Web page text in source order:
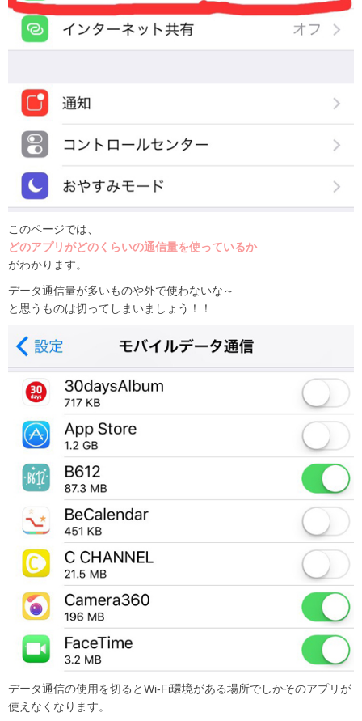
このページでは、
どのアプリがどのくらいの通信量を使っているか
がわかります。
データ通信量が多いものや外で使わないな～
と思うものは切ってしまいましょう！！
データ通信の使用を切るとWi-Fi環境がある場所でしかそのアプリが
使えなくなります。